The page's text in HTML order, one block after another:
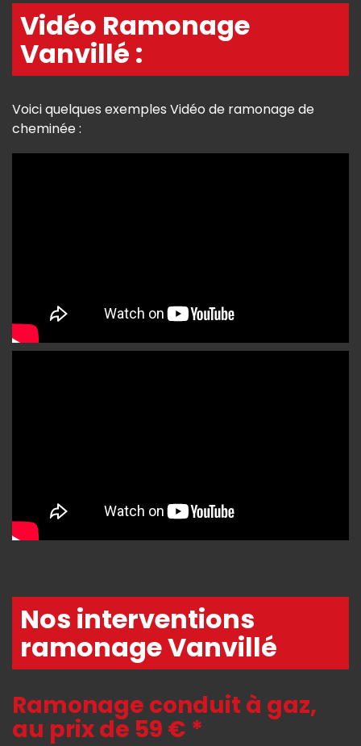
Vidéo Ramonage
Vanvillé :
Voici quelques exemples Vidéo de ramonage de
cheminée :
Nos interventions
ramonage Vanvillé
Ramonage conduit à gaz,
au prix de 59 € *